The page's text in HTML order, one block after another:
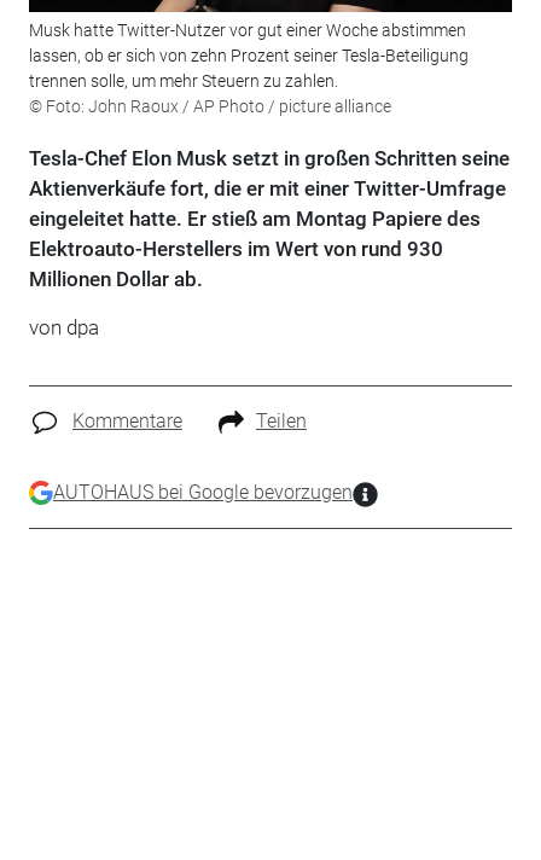
Musk hatte Twitter-Nutzer vor gut einer Woche abstimmen
lassen, ob er sich von zehn Prozent seiner Tesla-Beteiligung
trennen solle, um mehr Steuern zu zahlen.
© Foto: John Raoux / AP Photo / picture alliance
Tesla-Chef Elon Musk setzt in großen Schritten seine
Aktienverkäufe fort, die er mit einer Twitter-Umfrage
eingeleitet hatte. Er stieß am Montag Papiere des
Elektroauto-Herstellers im Wert von rund 930
Millionen Dollar ab.
von dpa
Kommentare Teilen
AUTOHAUS bei Google bevorzugen